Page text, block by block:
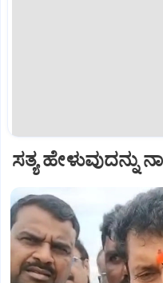
ಸತ್ಯ ಹೇಳುವುದನ್ನು